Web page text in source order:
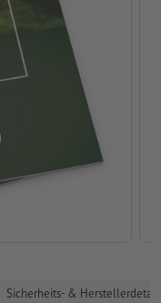
Sicherheits- &